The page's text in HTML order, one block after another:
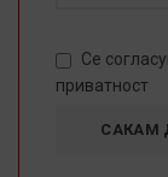
Се
приватност